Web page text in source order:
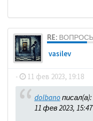
RE:
vasilev
- 11 фев 2023, 19:18
dolbano писал(а):
11 фев 2023, 15:47